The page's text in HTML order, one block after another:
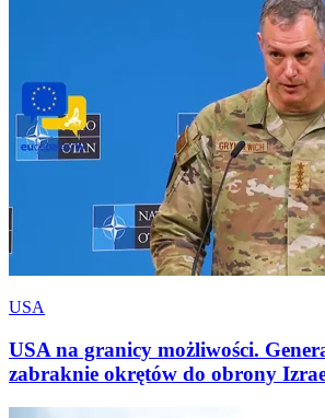
USA
USA na granicy możliwości.
zabraknie okrętów do obrony